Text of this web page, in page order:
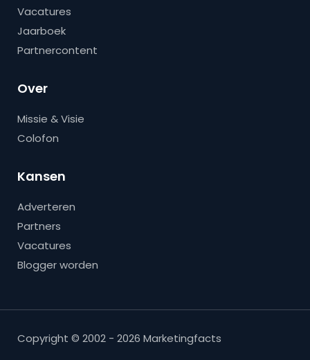
Vacatures
Jaarboek
Partnercontent
Over
Missie & Visie
Colofon
Kansen
Adverteren
Partners
Vacatures
Blogger worden
Copyright © 2002 - 2026 Marketingfacts